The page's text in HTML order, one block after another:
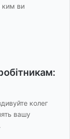
ким ви
колег
вашу